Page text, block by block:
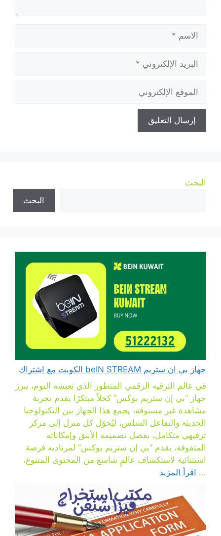
الاسم
البريد
الإلكتروني
الموقع
الإلكتروني
البحث
البحث
جهاز بي ان ستريم beIN STREAM الكويت مع اشتراك
في عالم الترفيه الرقمي المتطور الذي تعيشه اليوم، يبرز
جهاز “بي إن ستريم بوكس” كحلاً مبتكرًا يقدم تجربة
مشاهدة غير مسبوقة، يجمع هذا الجهاز بين التكنولوجيا
الحديثة والتفاعل السلس، ليُحوّل كل منزل إلى مركز
ترفيهي متكامل، بفضل تصميمه الأنيق وإمكاناته
المتفوقة، يقدم “بي إن ستريم بوكس” لمرتاديه فرصة
استثنائية لاستكشاف عالمٍ شاسع من المحتوى المتنوع،
... اقرأ المزيد